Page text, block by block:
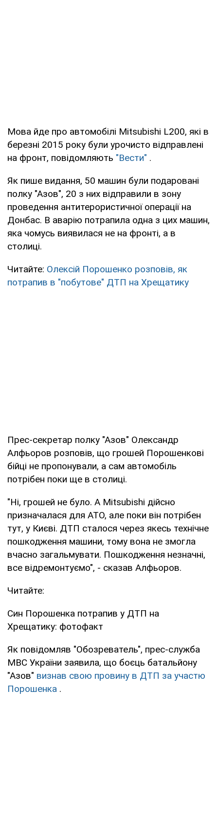
Мова йде про автомобілі Mitsubishi L200, які в
березні 2015 року були урочисто відправлені
на фронт, повідомляють "Вести" .
Як пише видання, 50 машин були подаровані
полку "Азов", 20 з них відправили в зону
проведення антитерористичної операції на
Донбас. В аварію потрапила одна з цих машин,
яка чомусь виявилася не на фронті, а в
столиці.
Читайте: Олексій Порошенко розповів, як
потрапив в "побутове" ДТП на Хрещатику
Прес-секретар полку "Азов" Олександр
Алфьоров розповів, що грошей Порошенкові
бійці не пропонували, а сам автомобіль
потрібен поки ще в столиці.
"Ні, грошей не було. А Mitsubishi дійсно
призначалася для АТО, але поки він потрібен
тут, у Києві. ДТП сталося через якесь технічне
пошкодження машини, тому вона не змогла
вчасно загальмувати. Пошкодження незначні,
все відремонтуємо", - сказав Алфьоров.
Читайте:
Син Порошенка потрапив у ДТП на
Хрещатику: фотофакт
Як повідомляв "Обозреватель", прес-служба
МВС України заявила, що боєць батальйону
"Азов" визнав свою провину в ДТП за участю
Порошенка .